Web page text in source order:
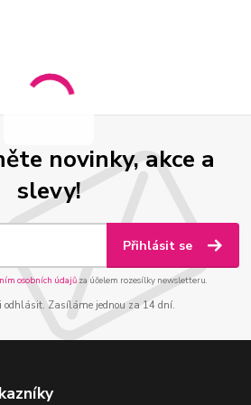
novinky, akce a
slevy!
Přihlásit se
osobních údajůza účelem rozesílky newsletteru.
odhlásit. Zasíláme jednou za 14 dní.